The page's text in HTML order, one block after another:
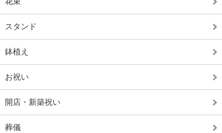
スタンド
鉢植え
お祝い
開店・新築祝い
葬儀